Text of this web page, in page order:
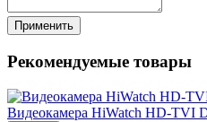
Применить
Рекомендуемые товары
Видеокамера HiWatch HD-TVI